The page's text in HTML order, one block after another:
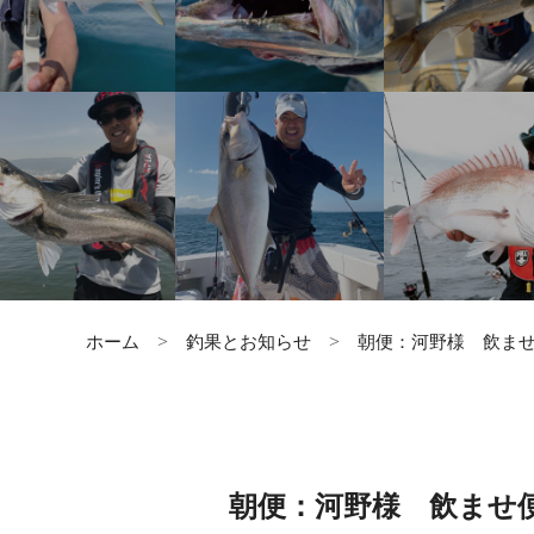
ホーム 釣果とお知らせ 朝便：河野様 飲ま
朝便：河野様 飲ませ